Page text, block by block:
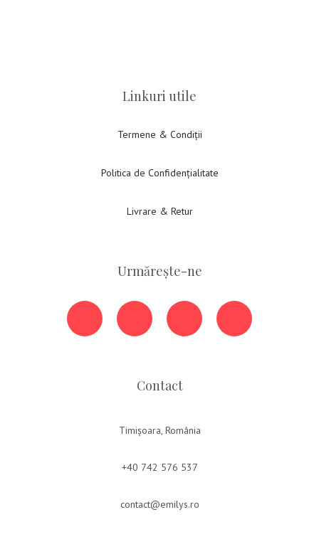
Linkuri utile
Termene & Condiții
Politica de Confidențialitate
Livrare & Retur
Urmărește-ne
Contact
Timișoara, România
+40 742 576 537
contact@emilys.ro